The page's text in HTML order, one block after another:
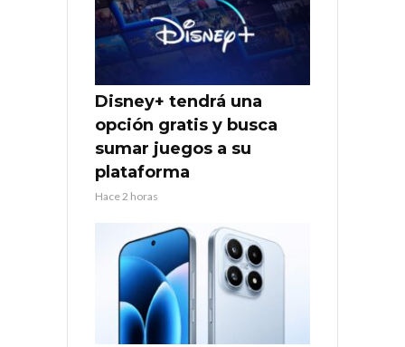
Disney+ tendrá una
opción gratis y busca
sumar juegos a su
plataforma
Hace 2 horas